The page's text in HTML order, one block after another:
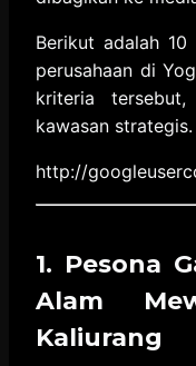
Berikut adalah
perusahaan di
kriteria tersebut,
kawasan strategis.
http://
1. Pesona
Alam
Kaliurang